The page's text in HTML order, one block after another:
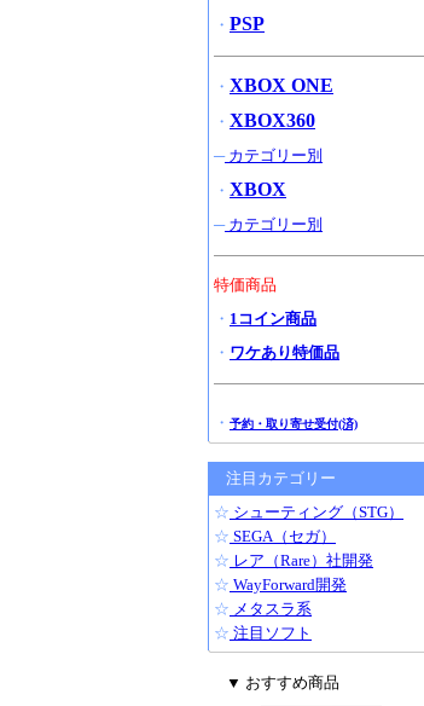
・ PSP
・ XBOX ONE
・ XBOX360
─カテゴリー別
・ XBOX
─カテゴリー別
特価商品
・ 1コイン商品
・ ワケあり特価品
・ 予約・取り寄せ受付(済)
注目カテゴリー
☆ シューティング（STG）
☆ SEGA（セガ）
☆ レア（Rare）社開発
☆ WayForward開発
☆ メタスラ系
☆ 注目ソフト
▼ おすすめ商品